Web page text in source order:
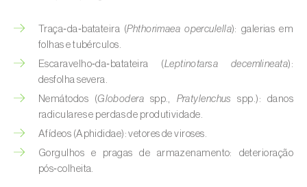
Beringela (Solanum melongena)
Beterraba (Beta spp.)
Bétula ( Betula spp.
Buxo (Buxus sempervirens L.)
Cacaueiro (Theobroma cacao)
Traça‑da‑batateira (Phthorimaea operculella): galerias em
folhas e tubérculos.
Escaravelho‑da‑batateira (Leptinotarsa decemlineata):
desfolha severa.
Nemátodos (Globodera spp., Pratylenchus
spp.): danos
radiculares e perdas de produtividade.
Afídeos (Aphididae): vetores de viroses.
Gorgulhos e pragas de armazenamento: deterioração
pós‑colheita.